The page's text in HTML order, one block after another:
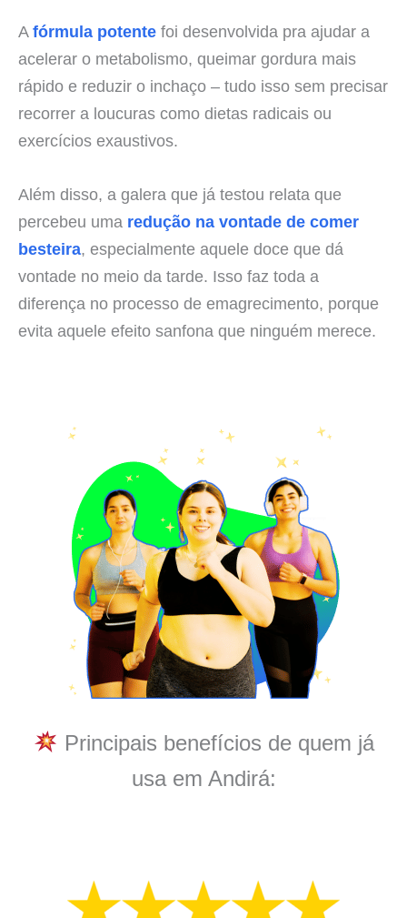
Afórmula potente foi desenvolvida pra ajudar a
acelerar o metabolismo, queimar gordura mais
rápido e reduzir o inchaço – tudo isso sem precisar
recorrer a loucuras como dietas radicais ou
exercícios exaustivos.
Além disso, a galera que já testou relata que
percebeu uma redução na vontade de comer
besteira, especialmente aquele doce que dá
vontade no meio da tarde. Isso faz toda a
diferença no processo de emagrecimento, porque
evita aquele efeito sanfona que ninguém merece.
Principais benefícios de quem já
usa em Andirá: